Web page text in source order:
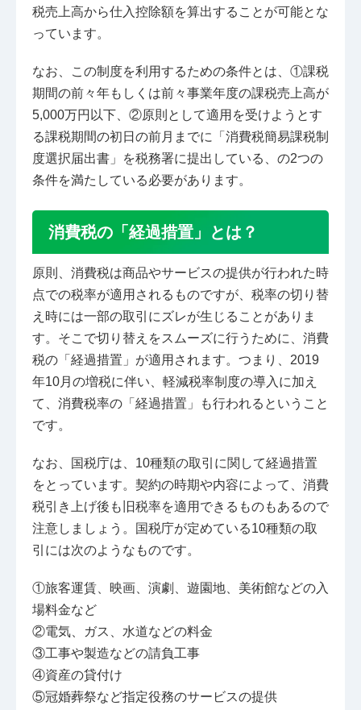
税売上高から仕入控除額を算出することが可能とな
っています。
なお、この制度を利用するための条件とは、①課税
期間の前々年もしくは前々事業年度の課税売上高が
5,000万円以下、②原則として適用を受けようとす
る課税期間の初日の前月までに「消費税簡易課税制
度選択届出書」を税務署に提出している、の2つの
条件を満たしている必要があります。
消費税の「経過措置」とは？
原則、消費税は商品やサービスの提供が行われた時
点での税率が適用されるものですが、税率の切り替
え時には一部の取引にズレが生じることがありま
す。そこで切り替えをスムーズに行うために、消費
税の「経過措置」が適用されます。つまり、2019
年10月の増税に伴い、軽減税率制度の導入に加え
て、消費税率の「経過措置」も行われるということ
です。
なお、国税庁は、10種類の取引に関して経過措置
をとっています。契約の時期や内容によって、消費
税引き上げ後も旧税率を適用できるものもあるので
注意しましょう。国税庁が定めている10種類の取
引には次のようなものです。
①旅客運賃、映画、演劇、遊園地、美術館などの入
場料金など
②電気、ガス、水道などの料金
③工事や製造などの請負工事
④資産の貸付け
⑤冠婚葬祭など指定役務のサービスの提供